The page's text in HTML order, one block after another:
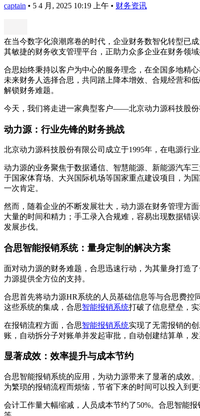
captain • 5 4 月, 2025 10:19 上午 • 财务资讯
在当今数字化浪潮席卷的时代，企业财务数智化转型已
其敏捷的财务收支管理平台，正助力众多企业在财务领域
合思始终秉持以客户为中心的服务理念，在全国多地精
未来财务人选择合思，共同踏上降本增效、合规经营和
解锁财务难题。
今天，我们将走进一家典型客户——北京动力源科技股份
动力源：行业先锋的财务挑战
北京动力源科技股份有限公司成立于1995年，在电源行
动力源的业务聚焦于数据通信、智慧能源、新能源汽车
于国家体育场、大兴国际机场等国家重点建设项目，为
一次肯定。
然而，随着企业的不断发展壮大，动力源在财务管理方
大量的时间和精力；手工录入合规难，容易出现数据错
发展步伐。
合思智能报销系统：量身定制的解决方案
面对动力源的财务难题，合思迅速行动，为其量身打造
力源提供全方位的支持。
合思首先将动力源HR系统的人员基础信息等与合思费
这些系统的集成，合思智能报销系统打破了信息壁垒，实
在报销流程方面，合思智能报销系统实现了无需报销的
账，自动拆分子对账单并发起审批，自动创建结算单，
显著成效：效率提升与成本节约
合思智能报销系统的应用，为动力源带来了显著的成效
为繁琐的报销流程而烦恼，节省下来的时间可以投入到更
会计工作量大幅缩减，人员成本节约了50%。合思智能